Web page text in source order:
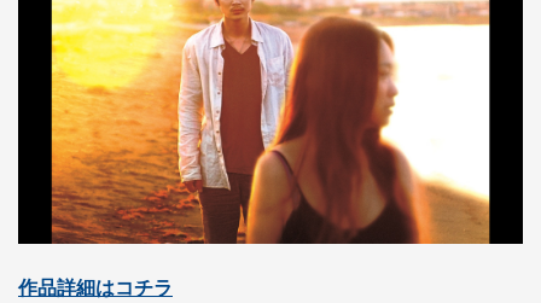
作品詳細はコチラ